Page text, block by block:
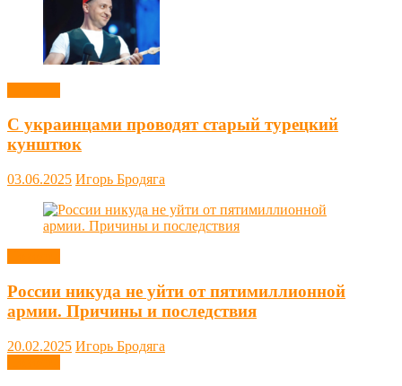
С украинцами проводят старый турецкий
кунштюк
03.06.2025 Игорь Бродяга
России никуда не уйти от пятимиллионной
армии. Причины и последствия
20.02.2025 Игорь Бродяга